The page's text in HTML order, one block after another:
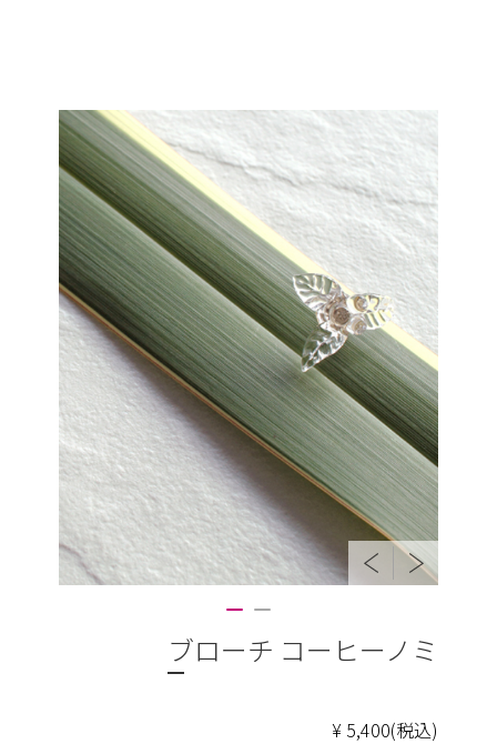
ブローチ コーヒーノミ
¥ 5,400(税込)